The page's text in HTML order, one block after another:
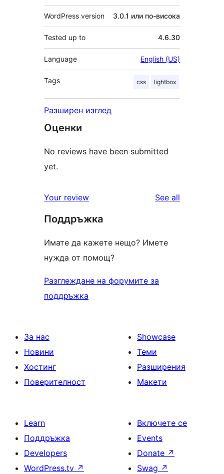
WordPress version 3.0.1 или по-висока
Tested up to 4.6.30
Language English (US)
Tags css lightbox
Разширен изглед
Оценки
No reviews have been submitted
yet.
Your review See all
Поддръжка
Имате да кажете нещо? Имете
нужда от помощ?
Разглеждане на форумите за
поддръжка
За нас
Новини
Хостинг
Поверителност
Showcase
Теми
Разширения
Макети
Learn
Поддръжка
Developers
WordPress.tv ↗
Включете се
Events
Donate ↗
Swag ↗